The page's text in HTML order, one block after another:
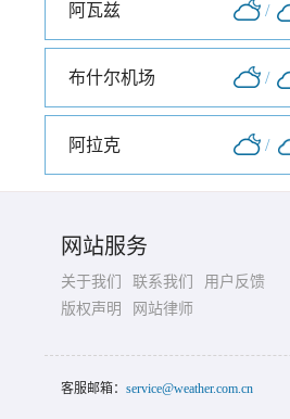
阿瓦兹 /
布什尔机场 /
阿拉克 /
网站服务
关于我们 联系我们
用户反馈
版权声明
网站律师
客服邮箱： service@weather.com.cn